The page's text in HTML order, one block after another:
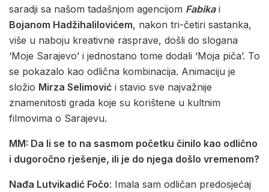
saradji sa našom tadašnjom agencijom Fabikai
Bojanom Hadžihalilovićem, nakon tri-četiri sastanka,
više u naboju kreativne rasprave, došli do slogana
‘Moje Sarajevo’ i jednostano tome dodali ‘Moja piča’. To
se pokazalo kao odlična kombinacija. Animaciju je
složio Mirza Selimović i stavio sve najvažnije
znamenitosti grada koje su korištene u kultnim
filmovima o Sarajevu.
MM: Da li se to na sasmom početku činilo kao odlično
i dugoročno rješenje, ili je do njega došlo vremenom?
Nađa Lutvikadić Fočo: Imala sam odličan predosjećaj